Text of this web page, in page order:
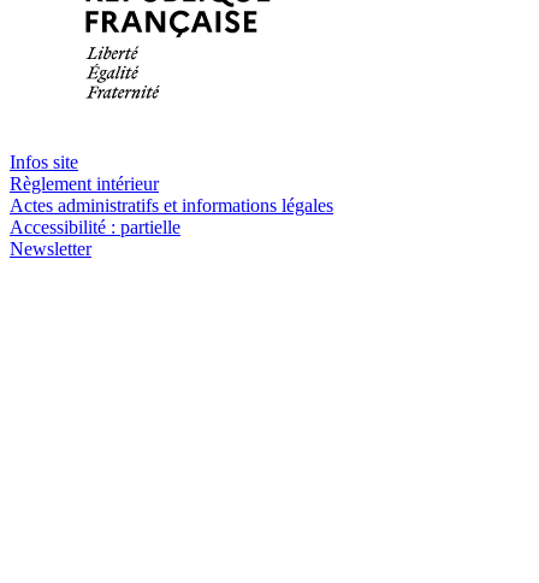
Infos site
Règlement intérieur
Actes administratifs et informations légales
Accessibilité : partielle
Newsletter